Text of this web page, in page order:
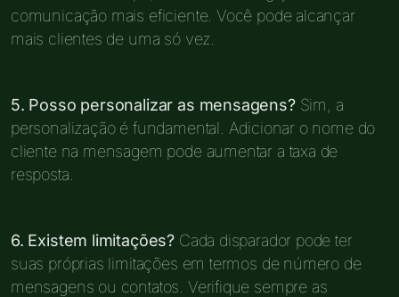
comunicação mais eficiente. Você pode alcançar
mais clientes de uma só vez.
5. Posso personalizar as mensagens?Sim, a
personalização é fundamental. Adicionar o nome do
cliente na mensagem pode aumentar a taxa de
resposta.
6. Existem limitações? Cada disparador pode ter
suas próprias limitações em termos de número de
mensagens ou contatos. Verifique sempre as